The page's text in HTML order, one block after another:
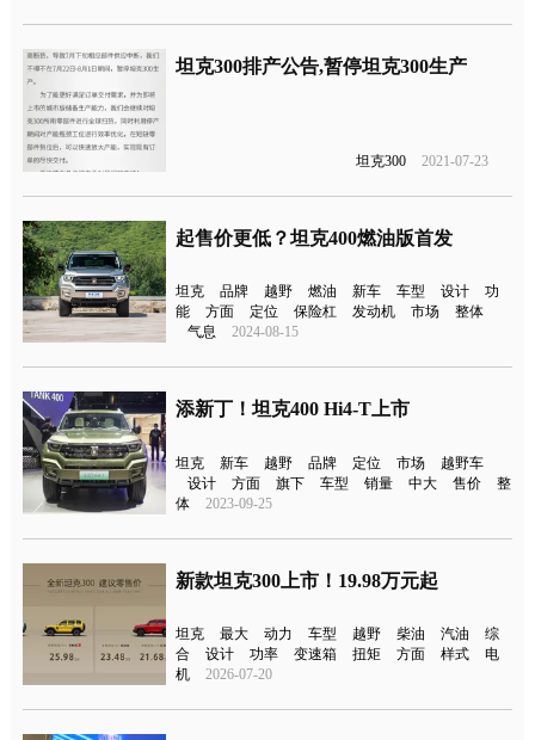
坦克300排产公告,暂停坦克300生产
坦克300 2021-07-23
起售价更低？坦克400燃油版首发
坦克 品牌 越野 燃油 新车 车型 设计
功
能
方面 定位 保险杠 发动机 市场
整体
气息
2024-08-15
添新丁！坦克400 Hi4-T上市
坦克 新车 越野 品牌 定位 市场
越野车
设计
方面 旗下 车型 销量 中大 售价
整
体
2023-09-25
新款坦克300上市！19.98万元起
坦克 最大 动力 车型 越野 柴油 汽油
综
合
设计 功率 变速箱 扭矩 方面 样式
电
机
2026-07-20